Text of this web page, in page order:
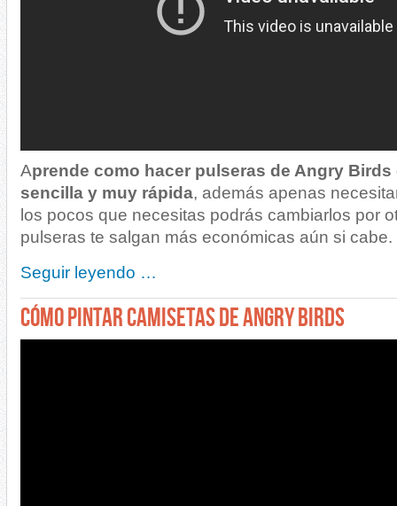
Aprende como hacer pulseras de Angry Birds
sencilla y muy rápida, además apenas
los pocos que necesitas podrás cambiarlos por
pulseras te salgan más económicas aún si cabe.
Seguir leyendo …
CÓMO PINTAR CAMISETAS DE ANGRY BIRDS